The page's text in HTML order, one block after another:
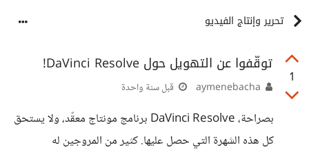
تحرير وإنتاج الفيديو
1
توقّفوا عن التهويل حول DaVinci Resolve!
قبل سنة واحدة
بصراحة، DaVinci Resolve برنامج مونتاج معقّد، ولا يستحق
كل هذه الشهرة التي حصل عليها. كثير من المروجين له